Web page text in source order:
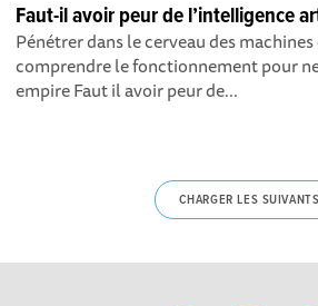
Faut-il avoir peur de l’intelligence
Pénétrer dans le cerveau des
comprendre le fonctionnement pour
empire Faut il avoir peur de...
CHARGER LES SUIVANTS